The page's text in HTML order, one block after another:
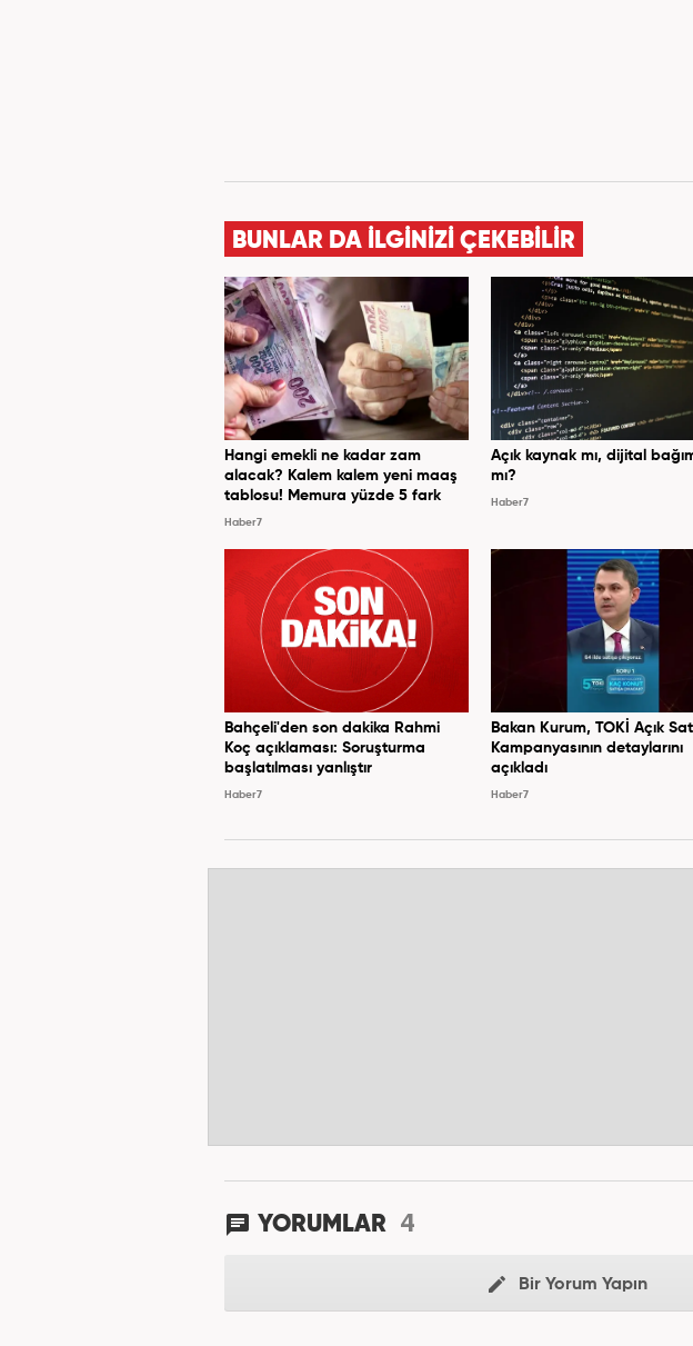
BUNLAR DA İLGİNİZİ ÇEKEBİLİR
Hangi emekli ne kadar zam
alacak? Kalem kalem yeni maaş
tablosu! Memura yüzde 5 fark
Haber7
Açık kaynak mı, dijital
mı?
Haber7
Bahçeli'den son dakika Rahmi
Koç açıklaması: Soruşturma
başlatılması yanlıştır
Haber7
Bakan Kurum, TOKİ Açık
Kampanyasının detaylarını
açıkladı
Haber7
YORUMLAR 4
Bir Yorum Yapın